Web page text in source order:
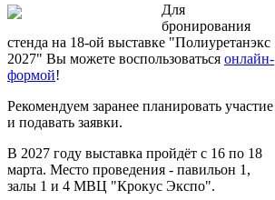
Для
бронирования
стенда на 18-ой выставке "Полиуретанэкс
2027" Вы можете воспользоваться онлайн-
формой!
Рекомендуем заранее планировать участие
и подавать заявки.
В 2027 году выставка пройдёт с 16 по 18
марта. Место проведения - павильон 1,
залы 1 и 4 МВЦ "Крокус Экспо".